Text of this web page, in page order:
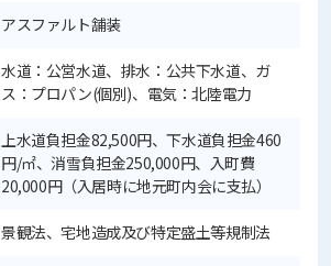
アスファルト舗装
水道：公営水道、排水：公共下水道、ガ
ス：プロパン(個別)、電気：北陸電力
上水道負担金82,500円、下水道負担金460
円/㎡、消雪負担金250,000円、入町費
20,000円（入居時に地元町内会に支払）
景観法、宅地造成及び特定盛土等規制法